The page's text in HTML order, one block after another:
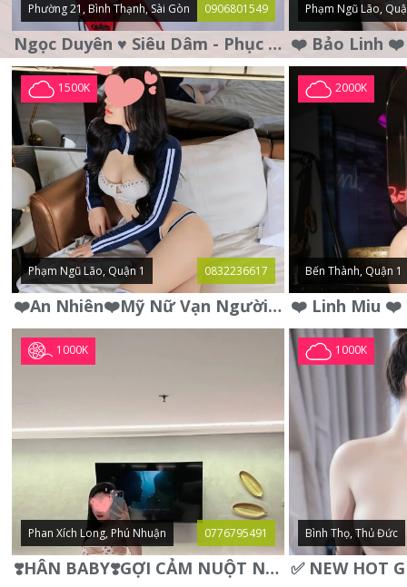
Phường 21, Bình Thạnh, Sài Gòn 0906801549
Ngọc Duyên ♥️ Siêu Dâm - Phục Vụ Tận Tình - Chu Đáo
Phạm Ngũ Lão,
1500K
Phạm Ngũ Lão, Quận 1 0832236617
❤️An Nhiên❤️Mỹ Nữ Vạn Người Mê,Da Trắng, Mặt Xynh, Đẹp Từng
2000K
Bến Thành, Quận 1
1000K
Phan Xích Long, Phú Nhuận 0776795491
❣️HÂN BABY❣️GỢI CẢM NUỘT NÀ DÁNG SON XINH XINH QUYẾN RŨ
1000K
Bình Thọ, Thủ Đức